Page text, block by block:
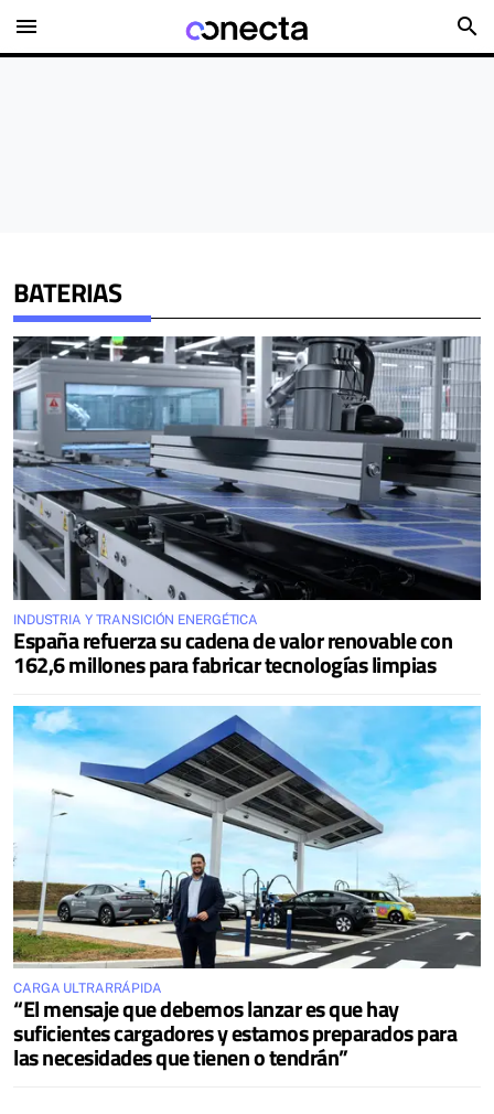
menu search
BATERIAS
INDUSTRIA Y TRANSICIÓN ENERGÉTICA
España refuerza su cadena de valor renovable con
162,6 millones para fabricar tecnologías limpias
CARGA ULTRARRÁPIDA
“El mensaje que debemos lanzar es que hay
suficientes cargadores y estamos preparados para
las necesidades que tienen o tendrán”